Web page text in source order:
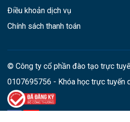
Điều khoản dịch vụ
Chính sách thanh toán
© Công ty cổ phần đào tạo trực
0107695756 - Khóa học trực tuyến